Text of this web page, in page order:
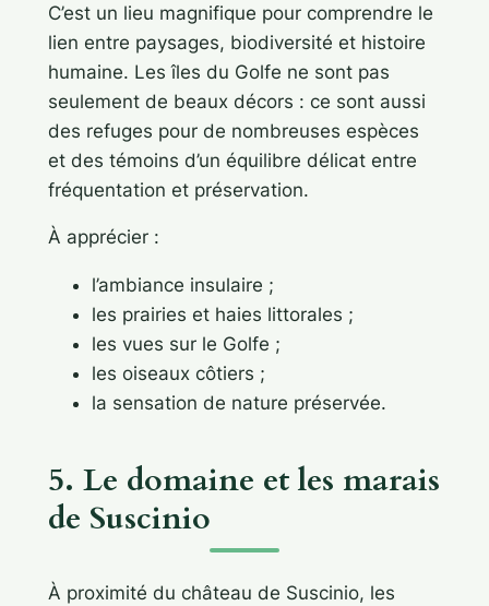
C’est un lieu magnifique pour comprendre le
lien entre paysages, biodiversité et histoire
humaine. Les îles du Golfe ne sont pas
seulement de beaux décors : ce sont aussi
des refuges pour de nombreuses espèces
et des témoins d’un équilibre délicat entre
fréquentation et préservation.
À apprécier :
l’ambiance insulaire ;
les prairies et haies littorales ;
les vues sur le Golfe ;
les oiseaux côtiers ;
la sensation de nature préservée.
5. Le domaine et les marais
de Suscinio
À proximité du château de Suscinio, les